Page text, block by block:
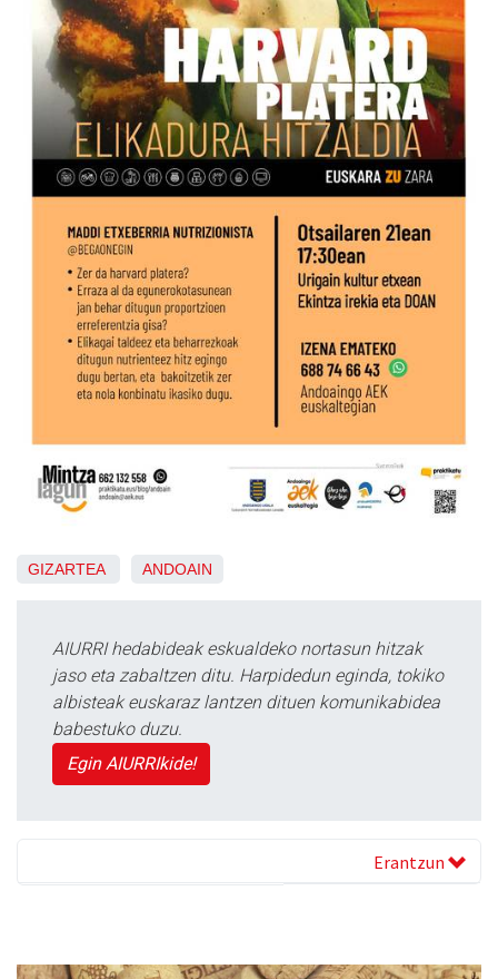
GIZARTEA ANDOAIN
AIURRI hedabideak eskualdeko nortasun hitzak
jaso eta zabaltzen ditu. Harpidedun eginda, tokiko
albisteak euskaraz lantzen dituen komunikabidea
babestuko duzu.
Egin AIURRIkide!
Erantzun